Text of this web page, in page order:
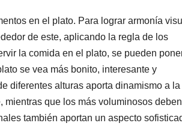
en el plato. Para lograr armonía
de este, aplicando la regla de los
la comida en el plato, se pueden
se vea más bonito, interesante y
diferentes alturas aporta dinamismo a la
que los más voluminosos deben
también aportan un aspecto